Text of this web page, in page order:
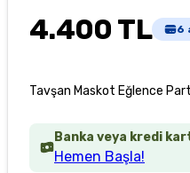
4.400 TL 6
Tavşan Maskot Eğlence
Banka veya kredi
Hemen Başla!